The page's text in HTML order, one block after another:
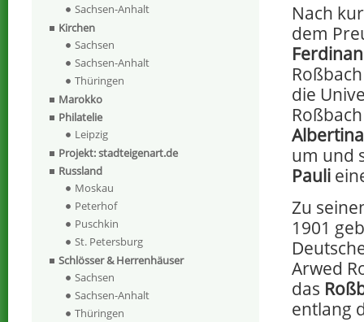
Nach
dem
die
Albertina
um und
Pauli
Zu
1901
Arwed
das
entlang
Sachsen-Anhalt
Kirchen
Sachsen
Sachsen-Anhalt
Thüringen
Marokko
Philatelie
Leipzig
Projekt: stadteigenart.de
Russland
Moskau
Peterhof
Puschkin
St. Petersburg
Schlösser & Herrenhäuser
Sachsen
Sachsen-Anhalt
Thüringen